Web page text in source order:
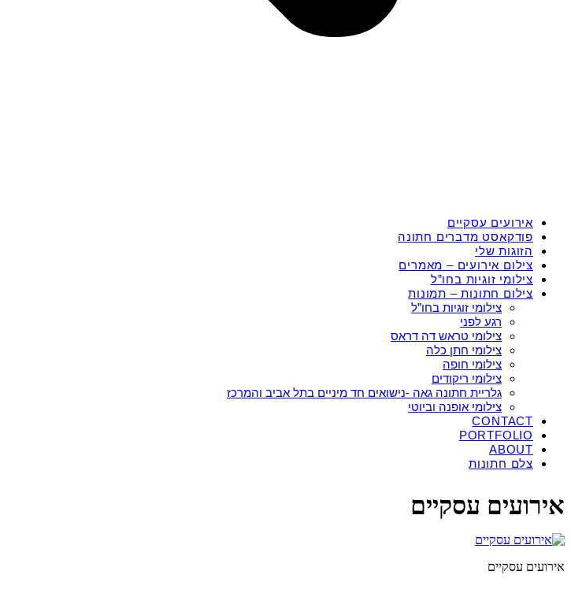
אירועים עסקיים
פודקאסט מדברים חתונה
הזוגות שלי
צילום אירועים – מאמרים
צילומי זוגיות בחו”ל
צילום חתונות – תמונות
צילומי זוגיות בחו”ל
רגע לפני
צילומי טראש דה דראס
צילומי חתן כלה
צילומי חופה
צילומי ריקודים
גלריית חתונה גאה -נישואים חד מיניים בתל אביב והמרכז
צילומי אופנה וביוטי
CONTACT
PORTFOLIO
ABOUT
צלם חתונות
אירועים עסקיים
אירועים עסקיים